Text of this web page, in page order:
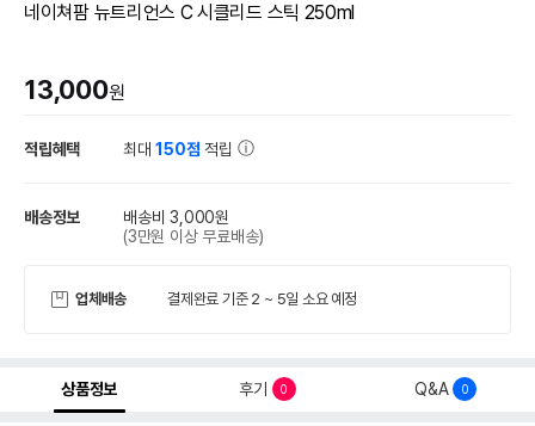
네이쳐팜 뉴트리언스 C 시클리드 스틱 250ml
13,000원
적립혜택 최대150점 적립
배송정보
배송비 3,000원
(3만원 이상 무료배송)
업체배송 결제완료 기준 2 ~ 5일 소요 예정
상품정보 후기 0 Q&A 0